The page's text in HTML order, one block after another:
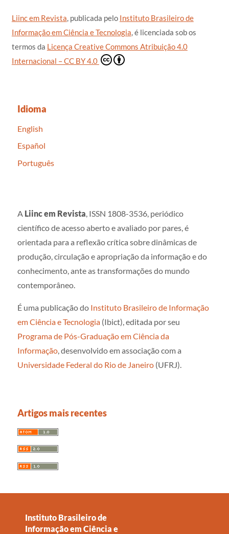
Liinc em Revista, publicada pelo Instituto Brasileiro de
Informação em Ciência e Tecnologia, é licenciada sob os
termos da Licença Creative Commons Atribuição 4.0
Internacional – CC BY 4.0
Idioma
English
Español
Português
A Liinc em Revista, ISSN 1808-3536, periódico
científico de acesso aberto e avaliado por pares, é
orientada para a reflexão crítica sobre dinâmicas de
produção, circulação e apropriação da informação e do
conhecimento, ante as transformações do mundo
contemporâneo.
É uma publicação do Instituto Brasileiro de Informação
em Ciência e Tecnologia (Ibict), editada por seu
Programa de Pós-Graduação em Ciência da
Informação, desenvolvido em associação com a
Universidade Federal do Rio de Janeiro (UFRJ).
Artigos mais recentes
Instituto Brasileiro de
Informação em Ciência e